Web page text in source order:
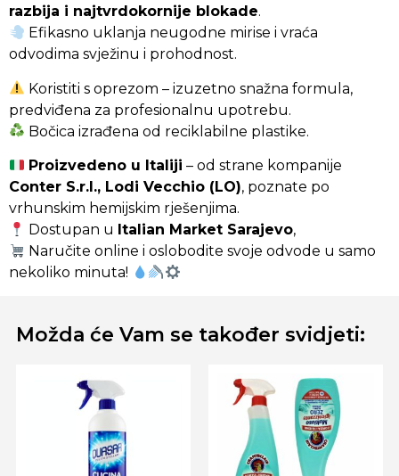
razbija i najtvrdokornije blokade.
Efikasno uklanja neugodne mirise i vraća
odvodima svježinu i prohodnost.
Koristiti s oprezom – izuzetno snažna formula,
predviđena za profesionalnu upotrebu.
Bočica izrađena od reciklabilne plastike.
Proizvedeno u Italiji – od strane kompanije
Conter S.r.l., Lodi Vecchio (LO), poznate po
vrhunskim hemijskim rješenjima.
Dostupan u Italian Market Sarajevo,
Naručite online i oslobodite svoje odvode u samo
nekoliko minuta!
Možda će Vam se također svidjeti: